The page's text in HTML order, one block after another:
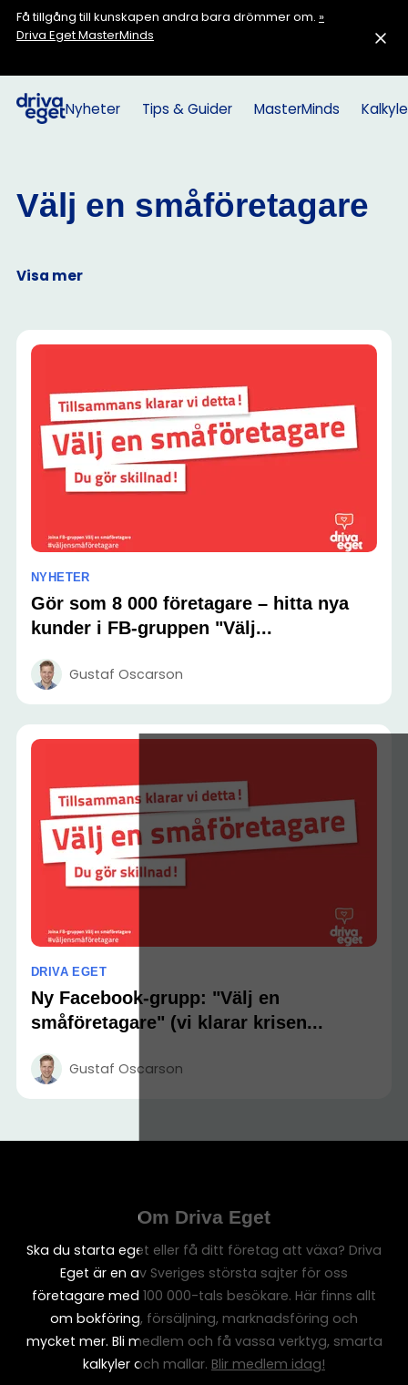
Få tillgång till kunskapen andra bara drömmer om. »
Driva Eget MasterMinds
Nyheter Tips & Guider MasterMinds
Välj en småföretagare
Visa mer
NYHETER
Gör som 8 000 företagare – hitta nya
kunder i FB-gruppen "Välj...
Gustaf Oscarson
DRIVA EGET
Ny Facebook-grupp: "Välj en
småföretagare" (vi klarar krisen...
Gustaf Oscarson
Om Driva Eget
Ska du starta eget eller få ditt företag att växa? Driva
Eget är en av Sveriges största sajter för oss
företagare med 100 000-tals besökare. Här finns allt
om bokföring, försäljning, marknadsföring och
mycket mer. Bli medlem och få vassa verktyg, smarta
kalkyler och mallar. Blir medlem idag!